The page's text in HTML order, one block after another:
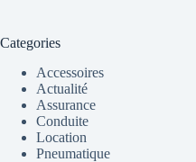
Categories
Accessoires
Actualité
Assurance
Conduite
Location
Pneumatique